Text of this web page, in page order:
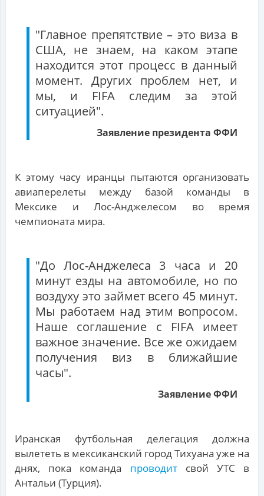
"Главное препятствие – это виза в
США, не знаем, на каком этапе
находится этот процесс в данный
момент. Других проблем нет, и
мы, и FIFA следим за этой
ситуацией".
Заявление президента ФФИ
К этому часу иранцы пытаются организовать
авиаперелеты между базой команды в
Мексике и Лос-Анджелесом во время
чемпионата мира.
"До Лос-Анджелеса 3 часа и 20
минут езды на автомобиле, но по
воздуху это займет всего 45 минут.
Мы работаем над этим вопросом.
Наше соглашение с FIFA имеет
важное значение. Все же ожидаем
получения виз в ближайшие
часы".
Заявление ФФИ
Иранская футбольная делегация должна
вылететь в мексиканский город Тихуана уже на
днях, пока команда проводитсвой УТС в
Антальи (Турция).